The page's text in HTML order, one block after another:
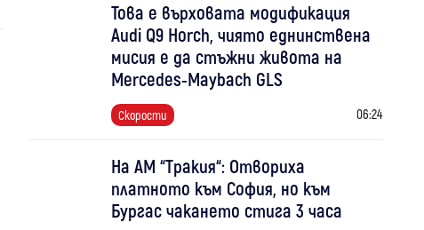
Това е върховата модификация
Audi Q9 Horch, чиято еднинствена
мисия е да стъжни живота на
Mercedes-Maybach GLS
Скорости 06:24
На АМ “Тракия“: Отвориха
платното към София, но към
Бургас чакането стига 3 часа